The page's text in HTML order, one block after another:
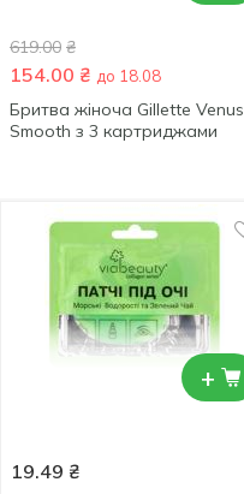
619.00 ₴
154.00 ₴ до 18.08
Бритва жіноча Gillette Venus
Smooth з 3 картриджами
+
19.49 ₴